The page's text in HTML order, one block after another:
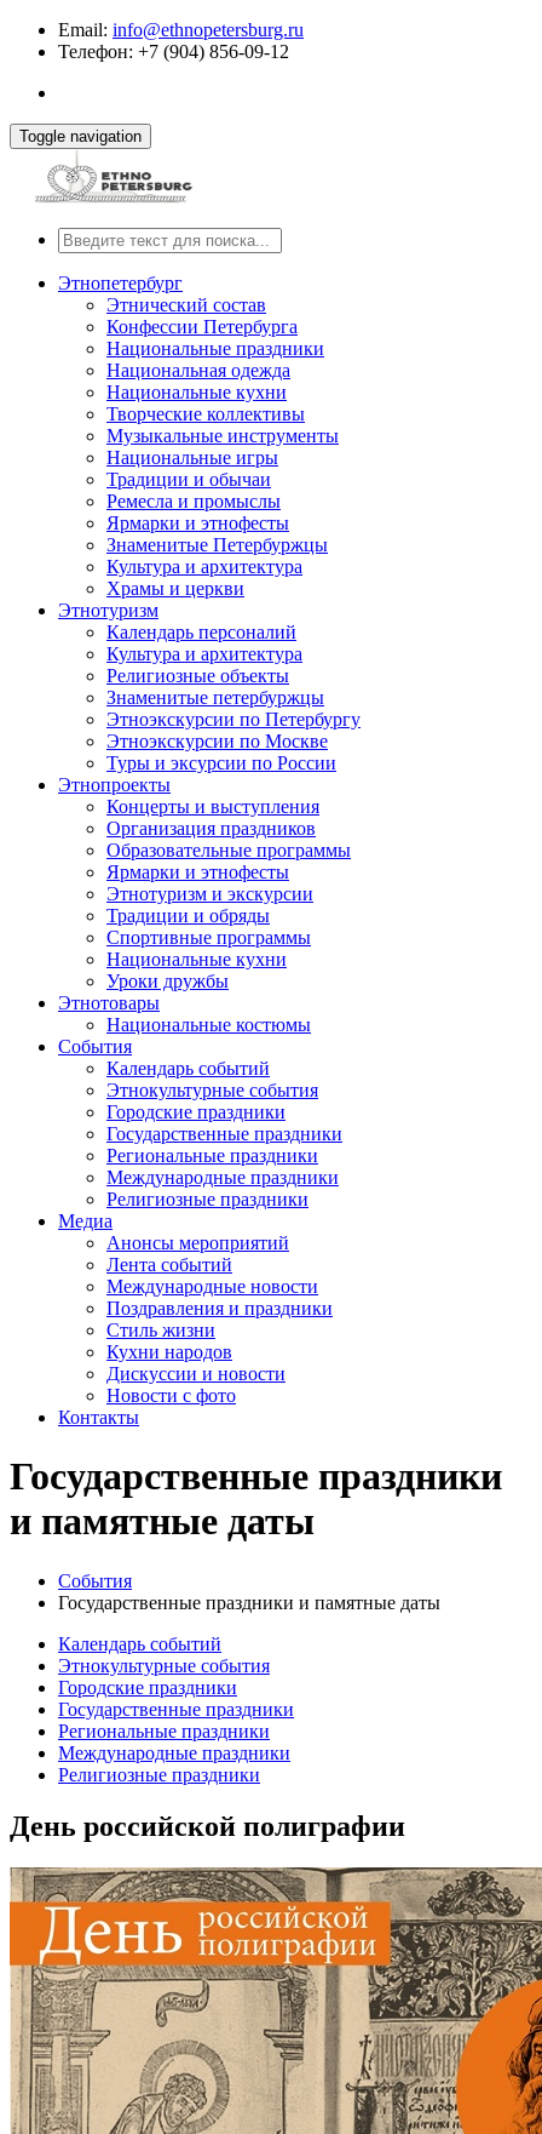
Email: info@ethnopetersburg.ru
Телефон: +7 (904) 856-09-12
Toggle navigation
Этнопетербург
Этнический состав
Конфессии Петербурга
Национальные праздники
Национальная одежда
Национальные кухни
Творческие коллективы
Музыкальные инструменты
Национальные игры
Традиции и обычаи
Ремесла и промыслы
Ярмарки и этнофесты
Знаменитые Петербуржцы
Культура и архитектура
Храмы и церкви
Этнотуризм
Календарь персоналий
Культура и архитектура
Религиозные объекты
Знаменитые петербуржцы
Этноэкскурсии по Петербургу
Этноэкскурсии по Москве
Туры и эксурсии по России
Этнопроекты
Концерты и выступления
Организация праздников
Образовательные программы
Ярмарки и этнофесты
Этнотуризм и экскурсии
Традиции и обряды
Спортивные программы
Национальные кухни
Уроки дружбы
Этнотовары
Национальные костюмы
События
Календарь событий
Этнокультурные события
Городские праздники
Государственные праздники
Региональные праздники
Международные праздники
Религиозные праздники
Медиа
Анонсы мероприятий
Лента событий
Международные новости
Поздравления и праздники
Cтиль жизни
Кухни народов
Дискуссии и новости
Новости с фото
Контакты
Государственные праздники
и памятные даты
События
Государственные праздники и памятные даты
Календарь событий
Этнокультурные события
Городские праздники
Государственные праздники
Региональные праздники
Международные праздники
Религиозные праздники
День российской полиграфии